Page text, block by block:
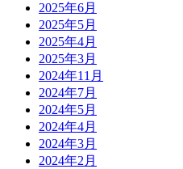
2025年6月
2025年5月
2025年4月
2025年3月
2024年11月
2024年7月
2024年5月
2024年4月
2024年3月
2024年2月